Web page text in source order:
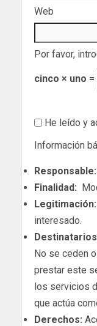
Web
Por favor,
cinco × uno =
He leído y
Información
Responsable:
Finalidad:
Legitimación:
interesado.
No se ceden
prestar este
los servicios
que actúa
Derechos: